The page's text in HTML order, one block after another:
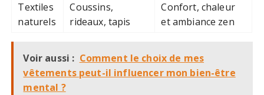
Textiles
naturels
Coussins,
rideaux, tapis
Confort, chaleur
et ambiance zen
Voir aussi : Comment le choix de mes
vêtements peut-il influencer mon bien-être
mental ?